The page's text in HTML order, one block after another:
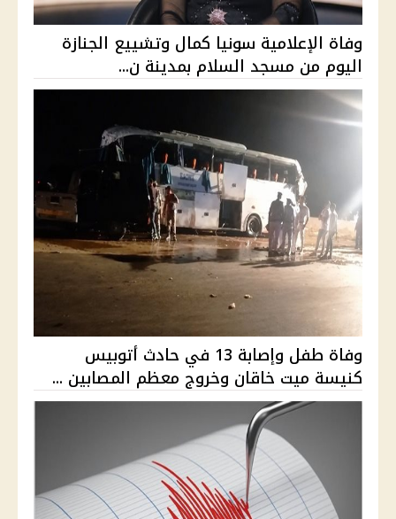
وفاة الإعلامية سونيا كمال وتشييع الجنازة
اليوم من مسجد السلام بمدينة ن...
وفاة طفل وإصابة 13 في حادث أتوبيس
كنيسة ميت خاقان وخروج معظم المصابين ...